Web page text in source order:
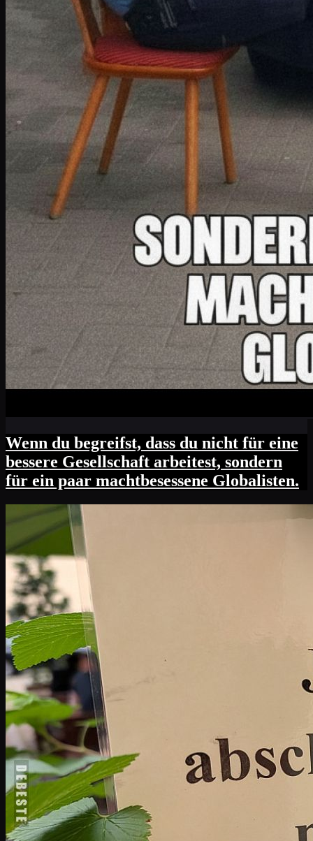
Wenn du begreifst, dass du nicht für eine
bessere Gesellschaft arbeitest, sondern
für ein paar machtbesessene Globalisten.